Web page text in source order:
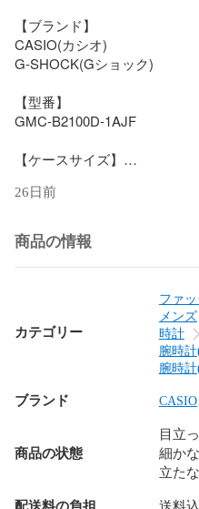
【ブランド】
CASIO(カシオ)
G-SHOCK(Gショック)
【型番】
GMC-B2100D-1AJF
【ケースサイズ】
横:46mm(リューズ含まない)
【ベルト内周】
21cm
黒文字盤 アナログ文字盤
【機能仕様】
カレンダー/ソーラー/Bluetooth/
【ケース素材】
26日前
商品の情報
カテゴリー
ファ
メンズ
時計
腕時
腕時
ブランド CASIO
商品の状態
目立
細か
立た
配送料の負担 送料